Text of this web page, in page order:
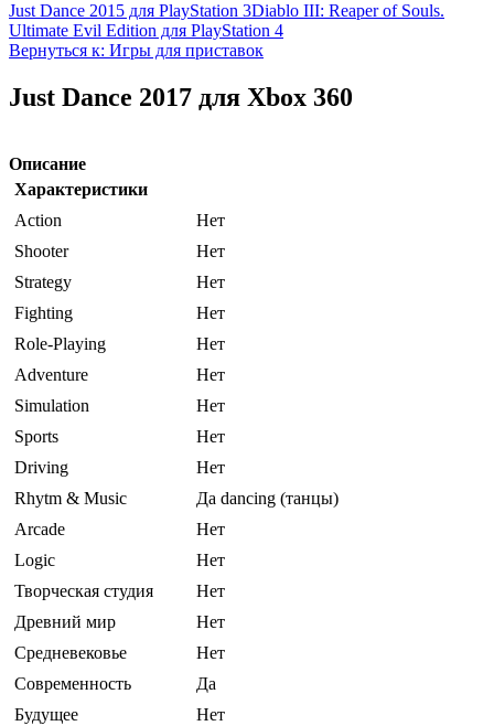
Just Dance 2015 для PlayStation 3Diablo III: Reaper of Souls.
Ultimate Evil Edition для PlayStation 4
Вернуться к: Игры для приставок
Just Dance 2017 для Xbox 360
Описание
Характеристики
Action
Нет
Shooter
Нет
Strategy
Нет
Fighting
Нет
Role-Playing
Нет
Adventure
Нет
Simulation
Нет
Sports
Нет
Driving
Нет
Rhytm & Music
Да dancing (танцы)
Arcade
Нет
Logic
Нет
Творческая студия
Нет
Древний мир
Нет
Средневековье
Нет
Современность
Да
Будущее
Нет